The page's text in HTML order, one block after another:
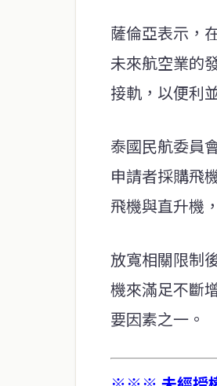
薩倫亞表示，
未來航空業的
接軌，以便利
泰國民航委員
申請者採購飛
飛機與直升機
放寬相關限制
機來滿足不斷
要因素之一。